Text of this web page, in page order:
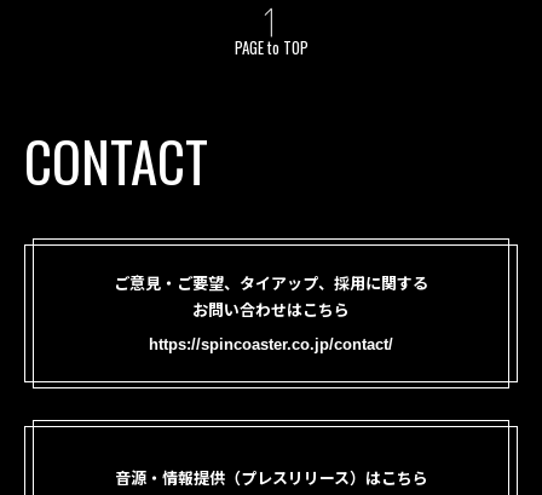
PAGE to TOP
CONTACT
ご意見・ご要望、タイアップ、採用に関する
お問い合わせはこちら
https://spincoaster.co.jp/contact/
音源・情報提供（プレスリリース）はこちら